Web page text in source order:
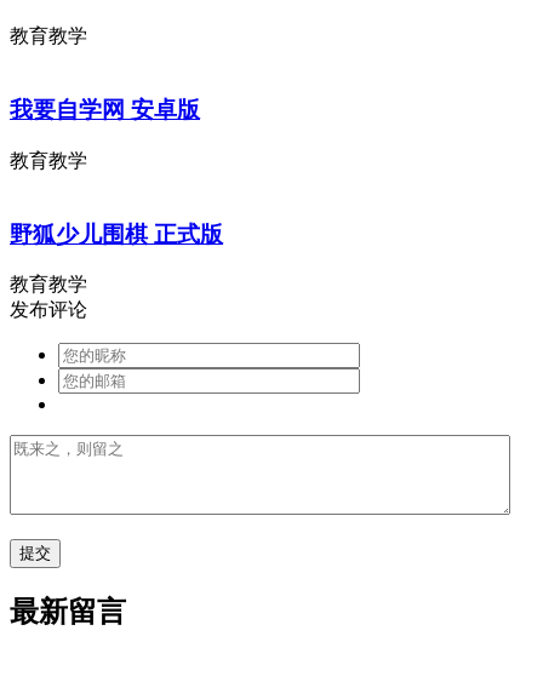
教育教学
我要自学网 安卓版
教育教学
野狐少儿围棋 正式版
教育教学
发布评论
最新留言